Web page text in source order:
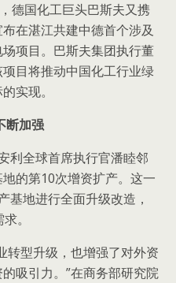
德国化工巨头巴斯夫又携
在湛江共建中德首个涉及
项目。巴斯夫集团执行董
目将推动中国化工行业绿
实现。
断加强
利全球首席执行官潘睦邻
的第10次增资扩产。这一
基地进行全面升级改造，
。
转型升级，也增强了对外资
吸引力。”在商务部研究院